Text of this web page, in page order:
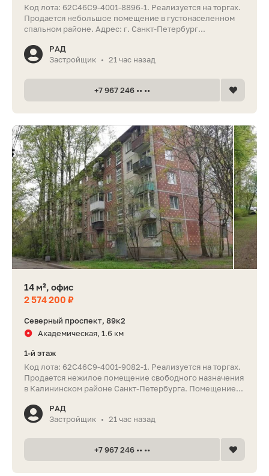
Код лота: 62C46C9-4001-8896-1. Реализуется на торгах.
Продается небольшое помещение в густонаселенном
спальном районе. Адрес: г. Санкт-Петербург...
РАД
Застройщик • 21 час назад
+7 967 246 •• ••
14 м², офис
2 574 200 ₽
Северный проспект, 89к2
Академическая, 1.6 км
1-й этаж
Код лота: 62C46C9-4001-9082-1. Реализуется на торгах.
Продается нежилое помещение свободного назначения
в Калининском районе Санкт-Петербурга. Помещение...
РАД
Застройщик • 21 час назад
+7 967 246 •• ••